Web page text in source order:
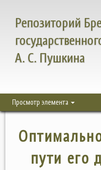
Репозиторий
А. С. Пушкина
Просмотр элемента
пути его